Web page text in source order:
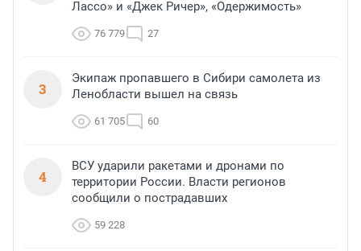
Лассо» и «Джек Ричер», «Одержимость»
76 779 27
3
Экипаж пропавшего в Сибири самолета из
Ленобласти вышел на связь
61 705 60
4
ВСУ ударили ракетами и дронами по
территории России. Власти регионов
сообщили о пострадавших
59 228